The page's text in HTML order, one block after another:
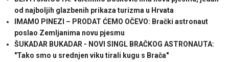
od najboljih glazbenih prikaza turizma u Hrvata
IMAMO PINEZI – PRODAT ĆEMO OČEVO: Brački astronaut
poslao Zemljanima novu pjesmu
ŠUKADAR BUKADAR - NOVI SINGL BRAČKOG ASTRONAUTA:
"Tako smo u srednjen viku tirali kugu s Brača"